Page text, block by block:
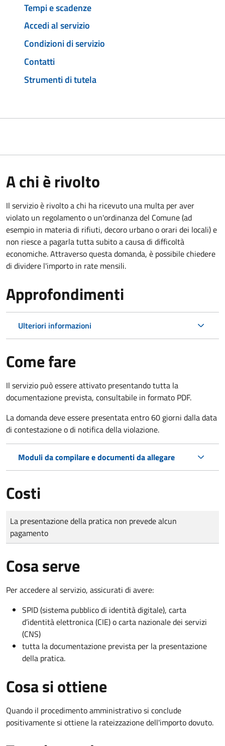
Tempi e scadenze
Accedi al servizio
Condizioni di servizio
Contatti
Strumenti di tutela
A chi è rivolto
Il servizio è rivolto a chi ha ricevuto una multa per aver
violato un regolamento o un'ordinanza del Comune (ad
esempio in materia di rifiuti, decoro urbano o orari dei locali) e
non riesce a pagarla tutta subito a causa di difficoltà
economiche. Attraverso questa domanda, è possibile chiedere
di dividere l'importo in rate mensili.
Approfondimenti
Ulteriori informazioni
Come fare
Il servizio può essere attivato presentando tutta la
documentazione prevista, consultabile in formato PDF.
La domanda deve essere presentata entro 60 giorni dalla data
di contestazione o di notifica della violazione.
Moduli da compilare e documenti da allegare
Costi
Tipo di pagamento
Importo
La presentazione della pratica non prevede alcun
pagamento
Cosa serve
Per accedere al servizio, assicurati di avere:
SPID (sistema pubblico di identità digitale), carta
d’identità elettronica (CIE) o carta nazionale dei servizi
(CNS)
tutta la documentazione prevista per la presentazione
della pratica.
Cosa si ottiene
Quando il procedimento amministrativo si conclude
positivamente si ottiene la rateizzazione dell'importo dovuto.